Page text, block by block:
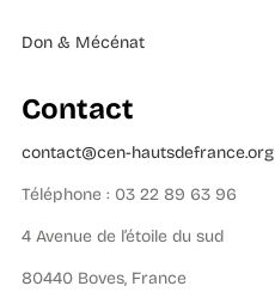
Don & Mécénat
Contact
contact@cen-hautsdefrance.org
Téléphone : 03 22 89 63 96
4 Avenue de l’étoile du sud
80440 Boves, France